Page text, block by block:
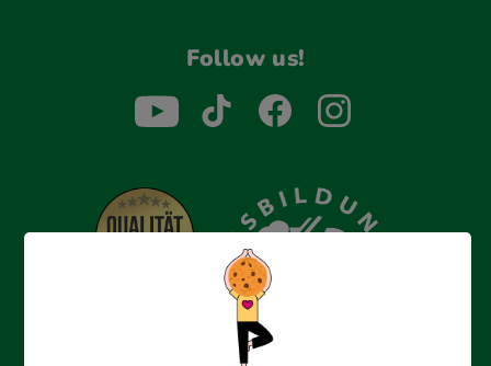
Follow us!
Erfolgreich bewerben mit Ausbildungspark: Wir